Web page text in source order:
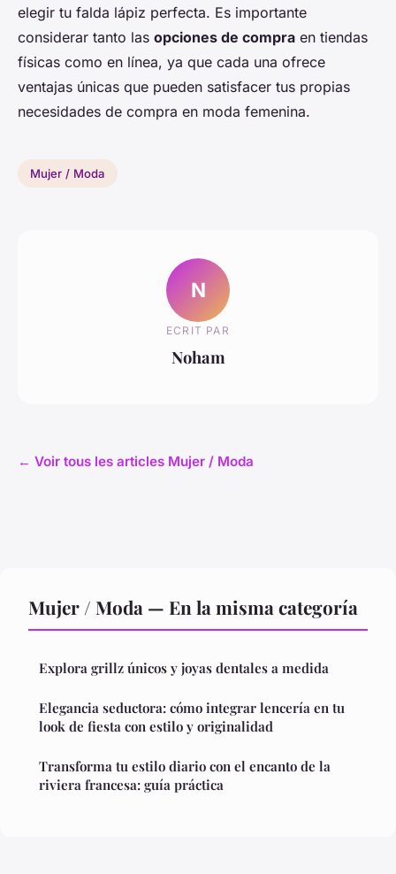
elegir tu falda lápiz perfecta. Es importante
considerar tanto las opciones de compra en tiendas
físicas como en línea, ya que cada una ofrece
ventajas únicas que pueden satisfacer tus propias
necesidades de compra en moda femenina.
Mujer / Moda
N
ECRIT PAR
Noham
← Voir tous les articles Mujer / Moda
Mujer / Moda — En la misma categoría
Explora grillz únicos y joyas dentales a medida
Elegancia seductora: cómo integrar lencería en tu
look de fiesta con estilo y originalidad
Transforma tu estilo diario con el encanto de la
riviera francesa: guía práctica